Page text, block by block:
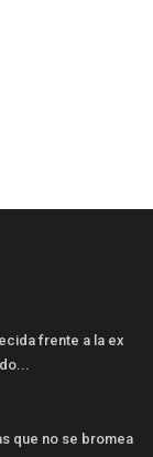
frente a la ex
que no se bromea